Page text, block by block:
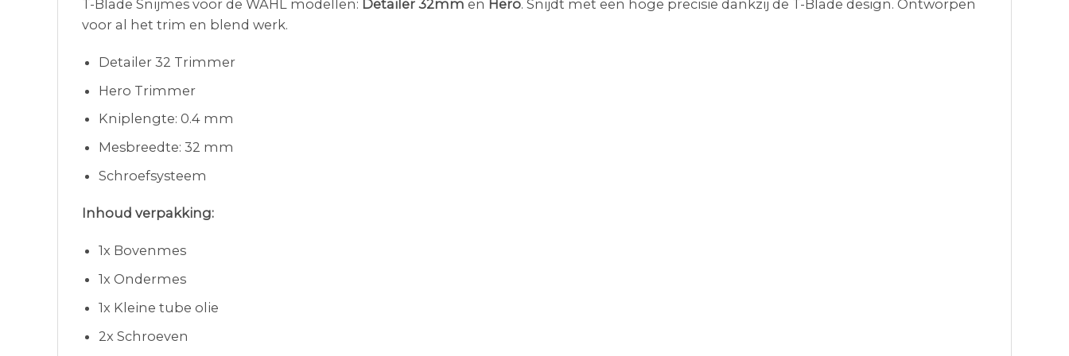
T-Blade Snijmes voor de WAHL modellen: Detailer 32mm en Hero. Snijdt met een hoge precisie dankzij de T-Blade design. Ontworpen
voor al het trim en blend werk.
Detailer 32 Trimmer
Hero Trimmer
Kniplengte: 0.4 mm
Mesbreedte: 32 mm
Schroefsysteem
Inhoud verpakking:
1x Bovenmes
1x Ondermes
1x Kleine tube olie
2x Schroeven